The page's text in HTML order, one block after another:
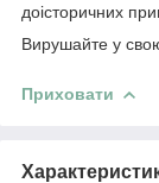
доісторичних
Вирушайте у
Приховати